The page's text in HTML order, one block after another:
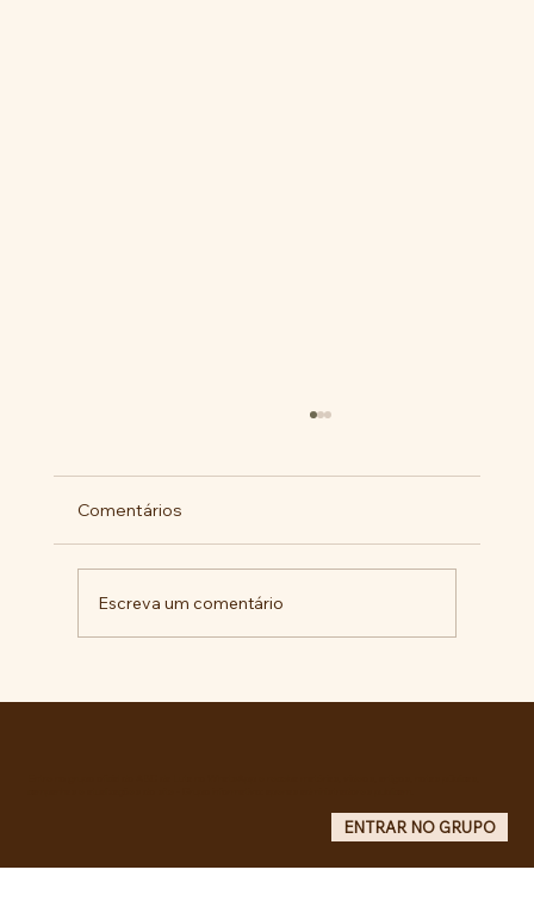
Comentários
Escreva um comentário
ENTRAR NO GRUPO